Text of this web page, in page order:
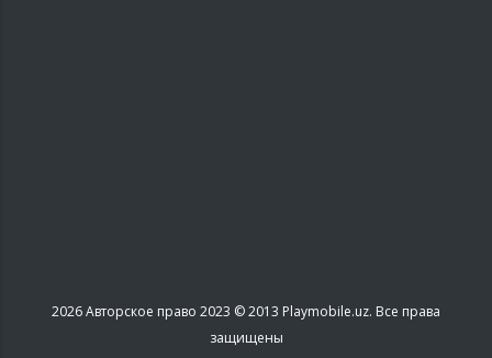
2026Авторское право 2023 © 2013 Playmobile.uz. Все права
защищены